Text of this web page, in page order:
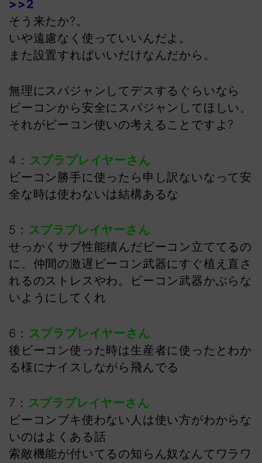
>>2
そう来たか?。
いや遠慮なく使っていいんだよ。
また設置すればいいだけなんだから。
無理にスパジャンしてデスするぐらいなら
ビーコンから安全にスパジャンしてほしい。
それがビーコン使いの考えることですよ?
4： スプラプレイヤーさん
ビーコン勝手に使ったら申し訳ないなって安
全な時は使わないは結構あるな
5： スプラプレイヤーさん
せっかくサブ性能積んだビーコン立ててるの
に、仲間の激遅ビーコン武器にすぐ植え直さ
れるのストレスやわ。ビーコン武器かぶらな
いようにしてくれ
6： スプラプレイヤーさん
後ビーコン使った時は生産者に使ったとわか
る様にナイスしながら飛んでる
7： スプラプレイヤーさん
ビーコンブキ使わない人は使い方がわからな
いのはよくある話
索敵機能が付いてるの知らん奴なんてワラワ